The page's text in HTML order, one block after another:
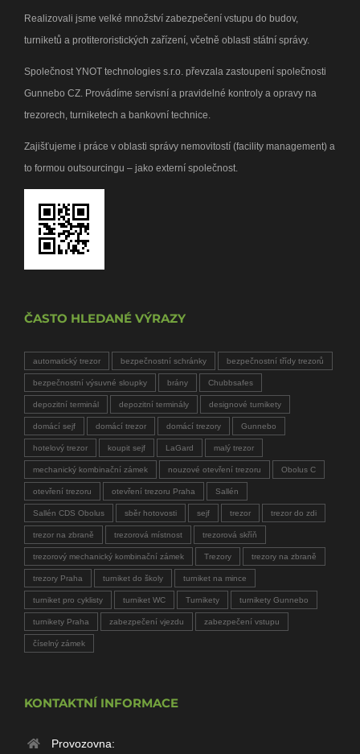
Realizovali jsme velké množství zabezpečení vstupu do budov,
turniketů a protiteroristických zařízení, včetně oblasti státní správy.
Společnost YNOT technologies s.r.o. převzala zastoupení společnosti
Gunnebo CZ. Provádíme servisní a pravidelné kontroly a opravy na
trezorech, turniketech a bankovní technice.
Zajišťujeme i práce v oblasti správy nemovitostí (facility management) a
to formou outsourcingu – jako externí společnost.
ČASTO HLEDANÉ VÝRAZY
automatický trezor bezpečnostní schránky bezpečnostní třídy trezorů
bezpečnostní výsuvné sloupky brány Chubbsafes
depozitní terminál depozitní terminály designové turnikety
domácí sejf domácí trezor domácí trezory Gunnebo
hotelový trezor koupit sejf LaGard malý trezor
mechanický kombinační zámek nouzové otevření trezoru Obolus C
otevření trezoru otevření trezoru Praha Sallén
Sallén CDS Obolus sběr hotovosti sejf trezor trezor do zdi
trezor na zbraně trezorová místnost trezorová skříň
trezorový mechanický kombinační zámek Trezory trezory na zbraně
trezory Praha turniket do školy turniket na mince
turniket pro cyklisty turniket WC Turnikety turnikety Gunnebo
turnikety Praha zabezpečení vjezdu zabezpečení vstupu
číselný zámek
KONTAKTNÍ INFORMACE
Provozovna: